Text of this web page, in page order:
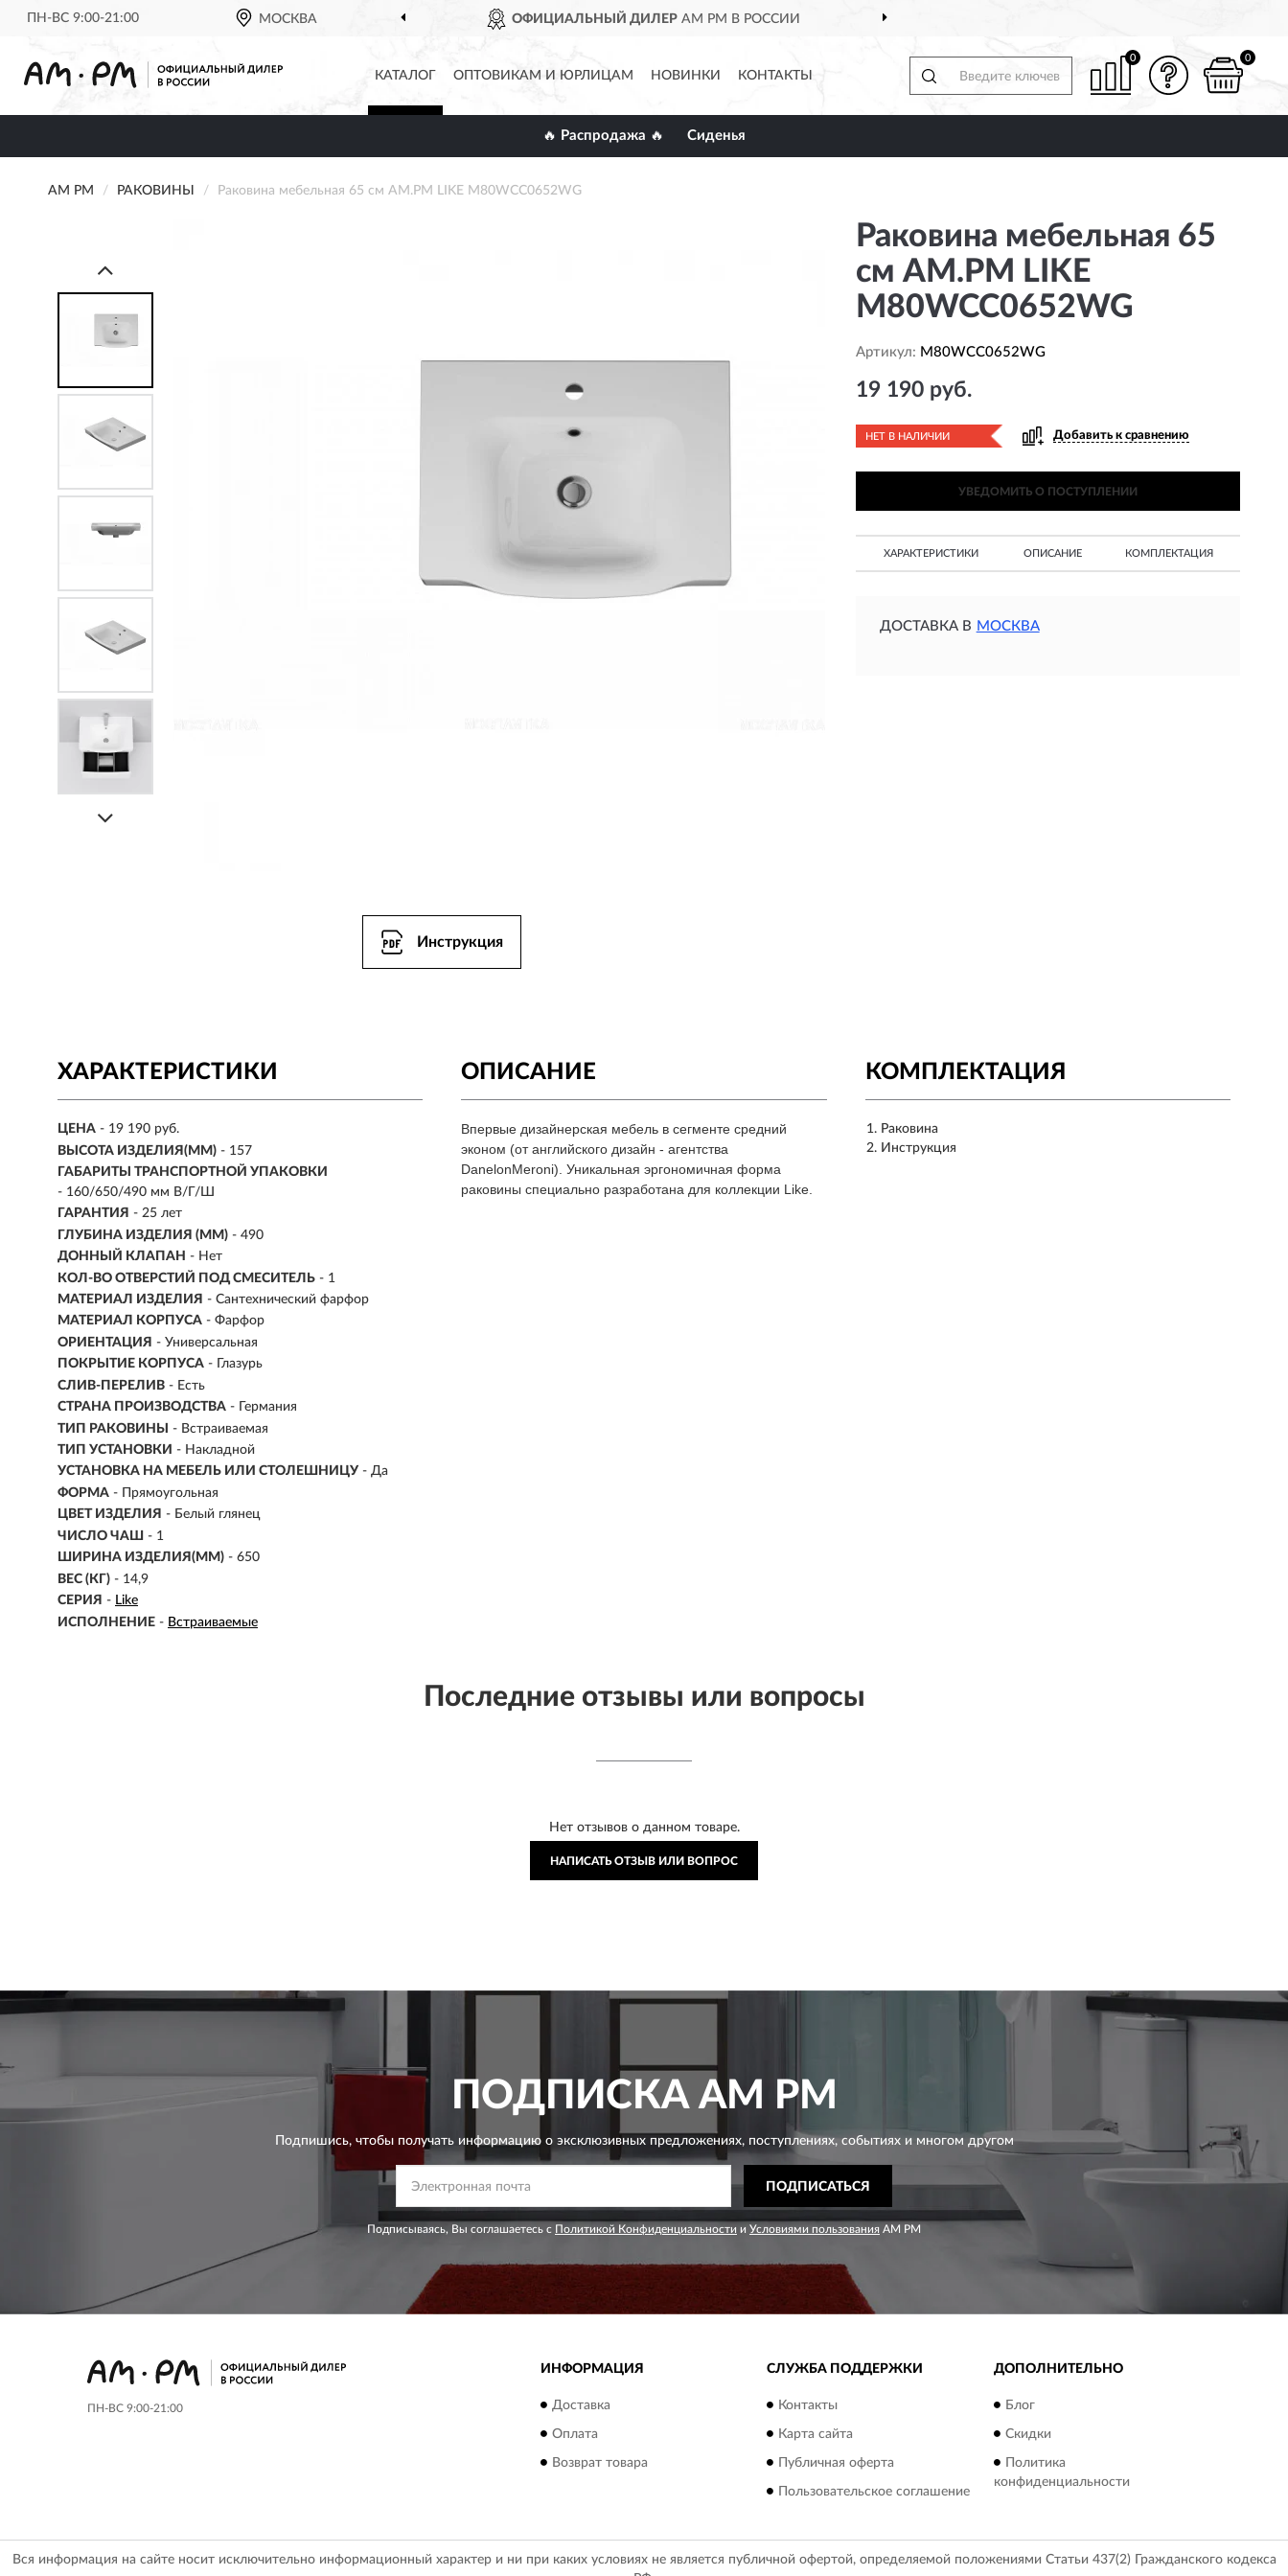
ПН-ВС 9:00-21:00 МОСКВА ОФИЦИАЛЬНЫЙ ДИЛЕРAM PM В РОССИИ
КАТАЛОГ ОПТОВИКАМ И ЮРЛИЦАМ НОВИНКИ КОНТАКТЫ
0 0
🔥 Распродажа 🔥 Сиденья
AM PM РАКОВИНЫ Раковина мебельная 65 см AM.PM LIKE M80WCC0652WG
Инструкция
Раковина мебельная 65
см AM.PM LIKE
M80WCC0652WG
Артикул: M80WCC0652WG
19 190 руб.
НЕТ В НАЛИЧИИ Добавить к сравнению
УВЕДОМИТЬ О ПОСТУПЛЕНИИ
ХАРАКТЕРИСТИКИ ОПИСАНИЕ КОМПЛЕКТАЦИЯ
ДОСТАВКА В МОСКВА
ХАРАКТЕРИСТИКИ
ЦЕНА - 19 190 руб.
ВЫСОТА ИЗДЕЛИЯ(ММ) - 157
ГАБАРИТЫ ТРАНСПОРТНОЙ УПАКОВКИ
- 160/650/490 мм В/Г/Ш
ГАРАНТИЯ - 25 лет
ГЛУБИНА ИЗДЕЛИЯ (ММ) - 490
ДОННЫЙ КЛАПАН - Нет
КОЛ-ВО ОТВЕРСТИЙ ПОД СМЕСИТЕЛЬ - 1
МАТЕРИАЛ ИЗДЕЛИЯ - Сантехнический фарфор
МАТЕРИАЛ КОРПУСА - Фарфор
ОРИЕНТАЦИЯ - Универсальная
ПОКРЫТИЕ КОРПУСА - Глазурь
СЛИВ-ПЕРЕЛИВ - Есть
СТРАНА ПРОИЗВОДСТВА - Германия
ТИП РАКОВИНЫ
- Встраиваемая
ТИП УСТАНОВКИ - Накладной
УСТАНОВКА НА МЕБЕЛЬ ИЛИ СТОЛЕШНИЦУ - Да
ФОРМА - Прямоугольная
ЦВЕТ ИЗДЕЛИЯ - Белый глянец
ЧИСЛО ЧАШ - 1
ШИРИНА ИЗДЕЛИЯ(ММ) - 650
ВЕС (КГ) - 14,9
СЕРИЯ - Like
ИСПОЛНЕНИЕ - Встраиваемые
КОМПЛЕКТАЦИЯ
Раковина
Инструкция
ОПИСАНИЕ
Впервые дизайнерская мебель в сегменте средний
эконом (от английского дизайн - агентства
DanelonMeroni). Уникальная эргономичная форма
раковины специально разработана для коллекции Like.
Последние отзывы или вопросы
Нет отзывов о данном товаре.
НАПИСАТЬ ОТЗЫВ ИЛИ ВОПРОС
ПОДПИСКАAM PM
Подпишись, чтобы получать информацию о эксклюзивных предложениях,поступлениях, событиях и многом другом
ПОДПИСАТЬСЯ
Подписываясь, Вы соглашаетесь с Политикой Конфиденциальности и Условиями пользования AM PM
ПН-ВС 9:00-21:00
ИНФОРМАЦИЯ
Доставка
Оплата
Возврат товара
СЛУЖБА ПОДДЕРЖКИ
Контакты
Карта сайта
Публичная оферта
Пользовательское соглашение
ДОПОЛНИТЕЛЬНО
Блог
Скидки
Политика
конфиденциальности
Вся информация на сайте носит исключительно информационный характер и ни при каких условиях не является публичной офертой, определяемой положениями Статьи 437(2) Гражданского кодекса